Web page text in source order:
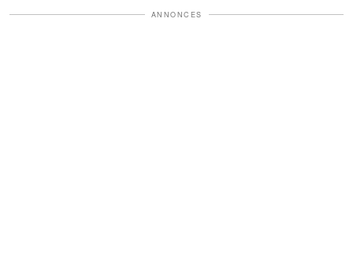
ANNONCES